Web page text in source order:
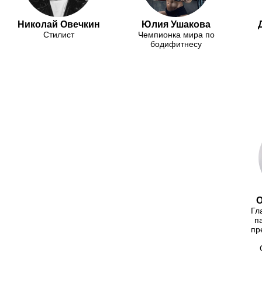
Николай Овечкин
Стилист
Юлия Ушакова
Чемпионка мира по
бодифитнесу